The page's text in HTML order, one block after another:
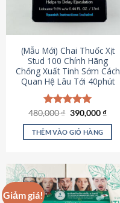
chọn
được
chọn
trên
trang
sản
phẩm
(Mẫu Mới) Chai Thuốc Xịt
Stud 100 Chính Hãng
Chống Xuất Tinh Sớm Cách
Quan Hệ Lâu Tới 40phút
Được xếp
hạng5.00
5 sao
480,000₫ Giá
là:
480,000 ₫.
390,000₫Giá
tại
THÊM VÀO GIỎ HÀNG
Giảm giá!